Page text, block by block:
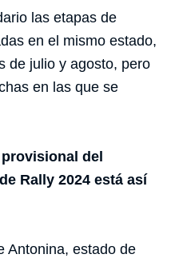
las etapas de
en el mismo estado,
de julio y agosto, pero
en las que se
del
Rally 2024 está así
Antonina, estado de